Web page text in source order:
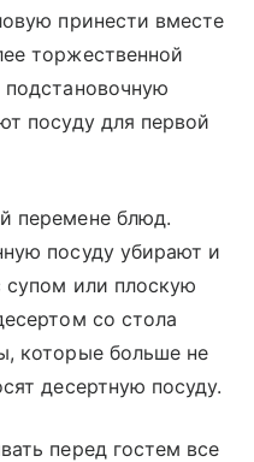
принести вместе
торжественной
подстановочную
посуду для первой
перемене блюд.
посуду убирают и
супом или плоскую
со стола
которые больше не
десертную посуду.
перед гостем все